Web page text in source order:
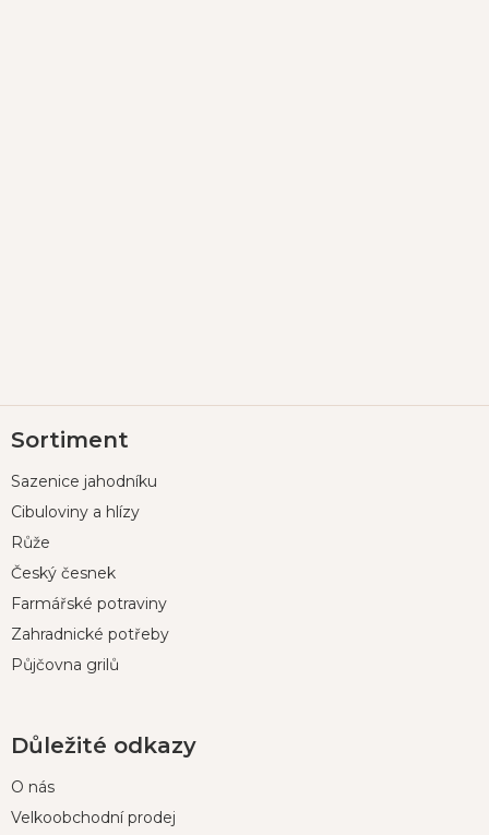
á
a
Sortiment
Sazenice jahodníku
Cibuloviny a hlízy
Růže
Český česnek
Farmářské potraviny
Zahradnické potřeby
Půjčovna grilů
Důležité odkazy
O nás
Velkoobchodní prodej